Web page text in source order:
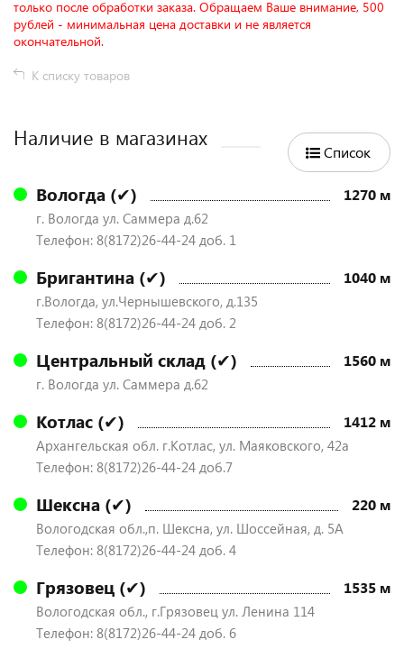
только после обработки заказа. Обращаем Ваше внимание, 500
рублей - минимальная цена доставки и не является
окончательной.
К списку товаров
Наличие в магазинах
Список
Вологда (✔) 1270 м
г. Вологда ул. Саммера д.62
Телефон: 8(8172)26-44-24 доб. 1
Бригантина (✔) 1040 м
г.Вологда, ул.Чернышевского, д.135
Телефон: 8(8172)26-44-24 доб. 2
Центральный склад (✔) 1560 м
г. Вологда ул. Саммера д.62
Котлас (✔) 1412 м
Архангельская обл. г.Котлас, ул. Маяковского, 42а
Телефон: 8(8172)26-44-24 доб.7
Шексна (✔) 220 м
Вологодская обл.,п. Шексна, ул. Шоссейная, д. 5А
Телефон: 8(8172)26-44-24 доб. 4
Грязовец (✔) 1535 м
Вологодская обл., г.Грязовец ул. Ленина 114
Телефон: 8(8172)26-44-24 доб. 6